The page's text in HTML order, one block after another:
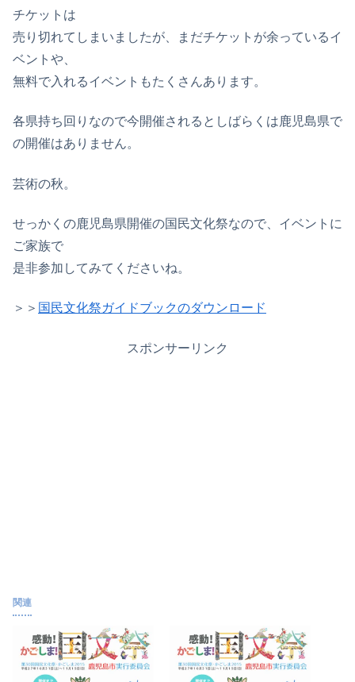
チケットは
売り切れてしまいましたが、まだチケットが余っているイ
ベントや、
無料で入れるイベントもたくさんあります。
各県持ち回りなので今開催されるとしばらくは鹿児島県で
の開催はありません。
芸術の秋。
せっかくの鹿児島県開催の国民文化祭なので、イベントに
ご家族で
是非参加してみてくださいね。
＞＞ 国民文化祭ガイドブックのダウンロード
スポンサーリンク
関連